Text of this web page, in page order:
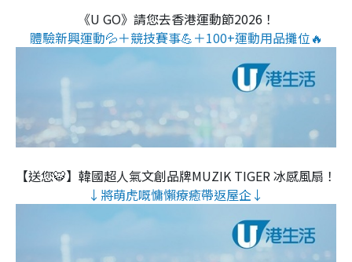
《U GO》請您去香港運動節2026！
體驗新興運動💦＋競技賽事💪＋100+運動用品攤位🔥
【送您🐯】韓國超人氣文創品牌MUZIK TIGER 冰感風扇！
↓將萌虎嘅慵懶療癒帶返屋企↓